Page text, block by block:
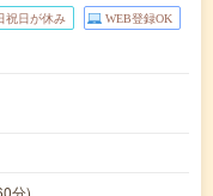
祝日が休み WEB登録OK
分)